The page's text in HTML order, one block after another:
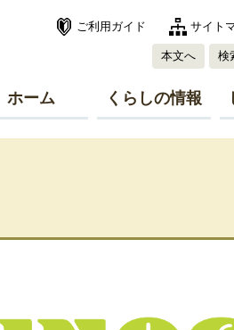
ご利用ガイド サイト
本文へ 検
ホーム くらしの情報